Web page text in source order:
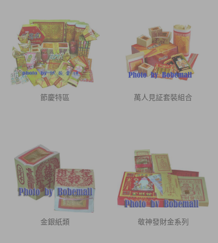
節慶特區 萬人見証套裝組合
金銀紙類 敬神發財金系列